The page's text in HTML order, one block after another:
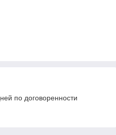
по договоренности